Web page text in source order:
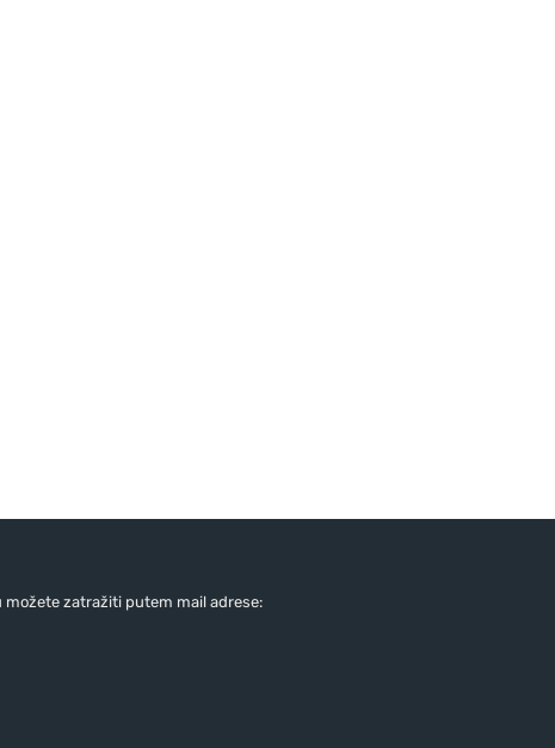
zatražiti putem mail adrese: